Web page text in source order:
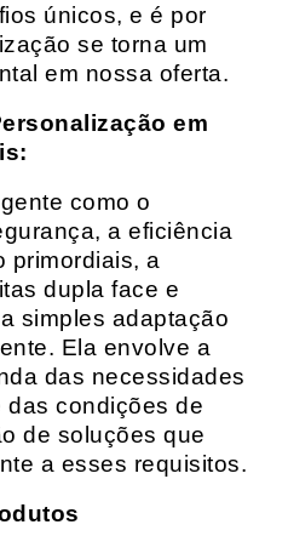
únicos, e é por
se torna um
em nossa oferta.
em
como o
a eficiência
primordiais, a
dupla face e
simples adaptação
Ela envolve a
das necessidades
das condições de
de soluções que
a esses requisitos.